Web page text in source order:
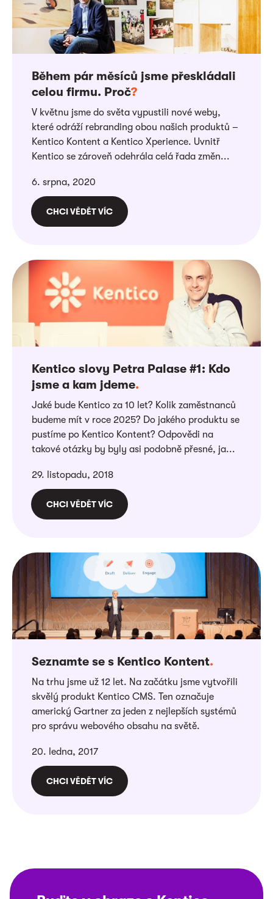
Během pár měsíců jsme přeskládali
celou firmu. Proč?
V květnu jsme do světa vypustili nové weby,
které odráží rebranding obou našich produktů –
Kentico Kontent a Kentico Xperience. Uvnitř
Kentico se zároveň odehrála celá řada změn...
6. srpna, 2020
CHCI VĚDĚT VÍC
Kentico slovy Petra Palase #1: Kdo
jsme a kam jdeme.
Jaké bude Kentico za 10 let? Kolik zaměstnanců
budeme mít v roce 2025? Do jakého produktu se
pustíme po Kentico Kontent? Odpovědi na
takové otázky by byly asi podobně přesné, ja...
29. listopadu, 2018
CHCI VĚDĚT VÍC
Seznamte se s Kentico Kontent.
Na trhu jsme už 12 let. Na začátku jsme vytvořili
skvělý produkt Kentico CMS. Ten označuje
americký Gartner za jeden z nejlepších systémů
pro správu webového obsahu na světě.
20. ledna, 2017
CHCI VĚDĚT VÍC